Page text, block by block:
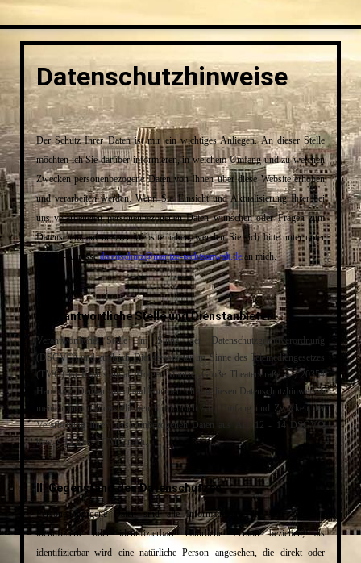
Datenschutzhinweise
Der Schutz Ihrer Daten ist mir ein wichtiges Anliegen. An dieser Stelle
möchten ich Sie darüber informieren, in welchem Umfang und zu welchen
Zwecken personenbezogene Daten von Ihnen über diese Website erhoben
und verarbeiten werden. Wenn Sie Einsicht und Aktualisierung Ihrer bei
uns verarbeiteten personenbezogenen Daten wünschen oder Fragen zum
Datenschutz auf unserer Website haben, wenden Sie sich bitte unter unter
E-Mail-Adressedatenschutz@mantze-rechtsanwalt.dean mich.
I. Verantwortliche Stelle und Dienstanbieter
Verantwortliche Stelle im Sinne der Datenschutzgrundverordnung
(DSGVO) und zugleich Diensteanbieter im Sinne des Telemediengesetzes
(TMG) ist Rechtsanwalt Holger Mantze, Große Theaterstraße 42, 20354
Hamburg. Dementsprechend kommen ich mit diesen Datenschutzhinweisen
meinen Informationspflichten hinsichtlich Art, Umfang und Zwecken der
Verarbeitung Ihrer personenbezogenen Daten aus Art. 12 - 14 DSGVO
bzw. § 13 Abs. 1 TMG nach.
II. Gegenstand des Datenschutzes
Personenbezogene Daten sind alle Informationen, die sich auf eine
identifizierte oder identifizierbare natürliche Person beziehen; als
identifizierbar wird eine natürliche Person angesehen, die direkt oder